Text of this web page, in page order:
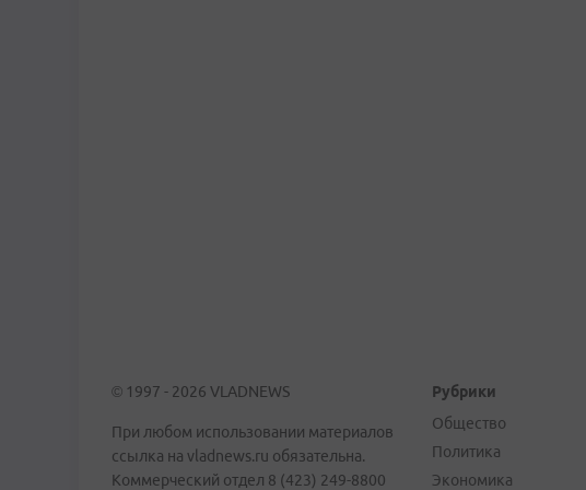
© 1997 - 2026 VLADNEWS
При любом использовании материалов
ссылка на vladnews.ru обязательна.
Коммерческий отдел 8 (423) 249-8800
Рубрики
Общество
Политика
Экономика